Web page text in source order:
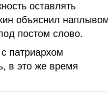
оставлять
объяснил
постом слово.
патриархом
в это же время